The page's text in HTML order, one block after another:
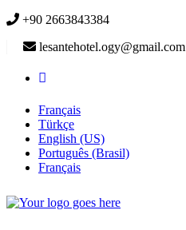
+90 2663843384
lesantehotel.ogy@gmail.com
Français
Türkçe
English (US)
Português (Brasil)
Français